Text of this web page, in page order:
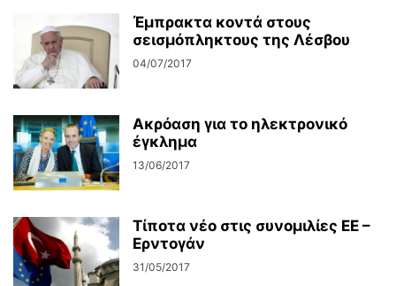
Έμπρακτα κοντά στους
σεισμόπληκτους της Λέσβου
04/07/2017
Ακρόαση για το ηλεκτρονικό
έγκλημα
13/06/2017
Τίποτα νέο στις συνομιλίες ΕΕ –
Ερντογάν
31/05/2017